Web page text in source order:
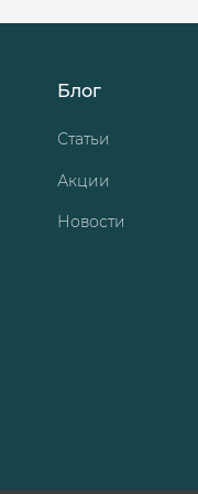
Блог
Статьи
Акции
Новости